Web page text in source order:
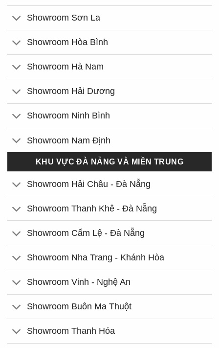
Showroom Sơn La
Showroom Hòa Bình
Showroom Hà Nam
Showroom Hải Dương
Showroom Ninh Bình
Showroom Nam Định
KHU VỰC ĐÀ NẴNG VÀ MIỀN TRUNG
Showroom Hải Châu - Đà Nẵng
Showroom Thanh Khê - Đà Nẵng
Showroom Cẩm Lệ - Đà Nẵng
Showroom Nha Trang - Khánh Hòa
Showroom Vinh - Nghệ An
Showroom Buôn Ma Thuột
Showroom Thanh Hóa